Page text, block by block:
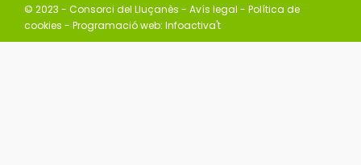
© 2023 - Consorci del Lluçanès - Avís legal - Política de
cookies - Programació web: Infoactiva't